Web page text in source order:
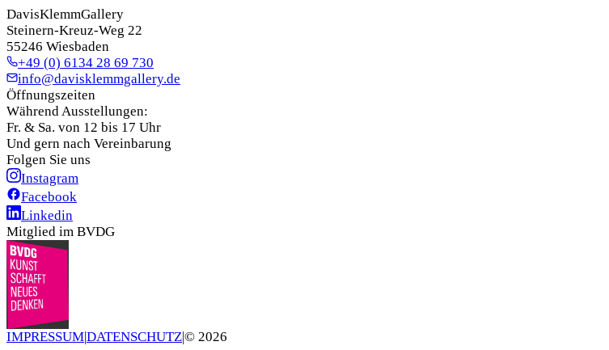
DavisKlemmGallery
Steinern-Kreuz-Weg 22
55246 Wiesbaden
+49 (0) 6134 28 69 730
info@davisklemmgallery.de
Öffnungszeiten
Während Ausstellungen:
Fr. & Sa. von 12 bis 17 Uhr
Und gern nach Vereinbarung
Folgen Sie uns
Instagram
Facebook
Linkedin
Mitglied im BVDG
IMPRESSUM|DATENSCHUTZ|© 2026